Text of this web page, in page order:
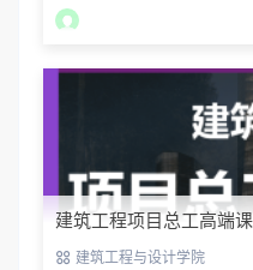
建筑工程项目总工高端课
建设工程项目总工管理体
建筑工程与设计学院